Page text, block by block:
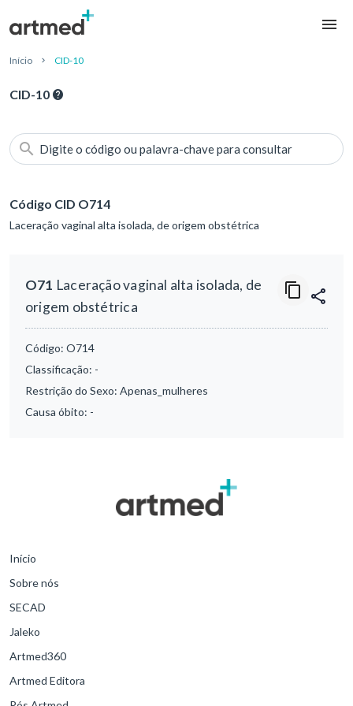
Início CID-10
CID-10
Digite o código ou palavra-chave para consultar
Código CID O714
Laceração vaginal alta isolada, de origem obstétrica
O71 Laceração vaginal alta isolada, de
origem obstétrica
Código: O714
Classificação: -
Restrição do Sexo: Apenas_mulheres
Causa óbito: -
Início
Sobre nós
SECAD
Jaleko
Artmed360
Artmed Editora